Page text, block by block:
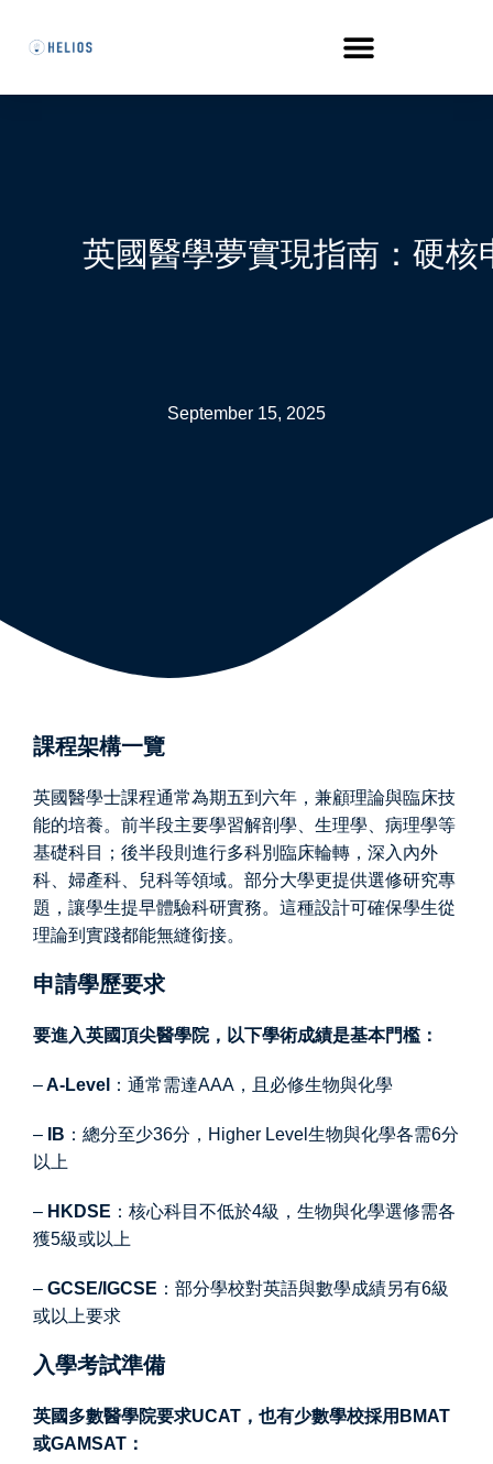
英國醫學夢實現指南：硬核
September 15, 2025
課程架構一覽
英國醫學士課程通常為期五到六年，兼顧理論與臨床技
能的培養。前半段主要學習解剖學、生理學、病理學等
基礎科目；後半段則進行多科別臨床輪轉，深入內外
科、婦產科、兒科等領域。部分大學更提供選修研究專
題，讓學生提早體驗科研實務。這種設計可確保學生從
理論到實踐都能無縫銜接。
申請學歷要求
要進入英國頂尖醫學院，以下學術成績是基本門檻：
–A-Level ：通常需達AAA，且必修生物與化學
– IB ：總分至少36分，Higher Level生物與化學各需6分
以上
– HKDSE ：核心科目不低於4級，生物與化學選修需各
獲5級或以上
– GCSE/IGCSE ：部分學校對英語與數學成績另有6級
或以上要求
入學考試準備
英國多數醫學院要求UCAT，也有少數學校採用BMAT
或GAMSAT：